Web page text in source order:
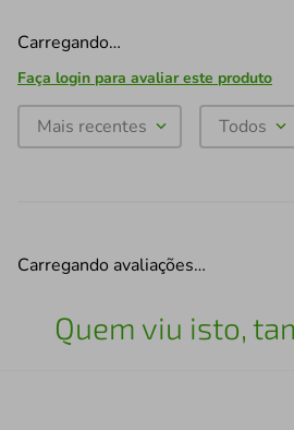
Carregando…
Faça login para avaliar este produto
Mais recentes Todos
Carregando avaliações…
Quem viu isto,